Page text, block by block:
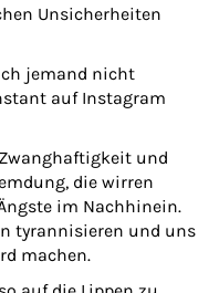
Unsicherheiten
jemand nicht
auf Instagram
und
die wirren
im Nachhinein.
tyrannisieren und uns
machen.